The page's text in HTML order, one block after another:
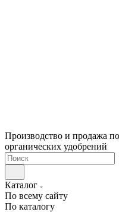
Производство и продажа
органических удобрений
Каталог
По всему сайту
По каталогу